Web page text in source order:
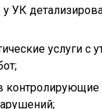
УК
услуги с
контролирующие